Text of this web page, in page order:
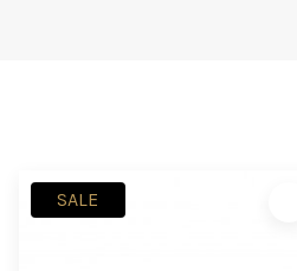
SALE